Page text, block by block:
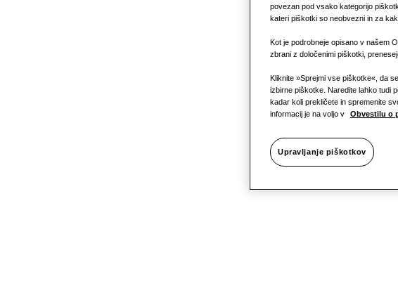
Na
vaš dom.
povezan pod vsako kategorijo
kateri piškotki so neobvezni in za
Kot je podrobneje opisano v našem
zbrani z določenimi piškotki,
Kliknite »Sprejmi vse piškotke«, da
izbirne piškotke. Naredite lahko tudi
kadar koli prekličete in spremenite
informacij je na voljo v
Obvestilu o
Upravljanje piškotkov